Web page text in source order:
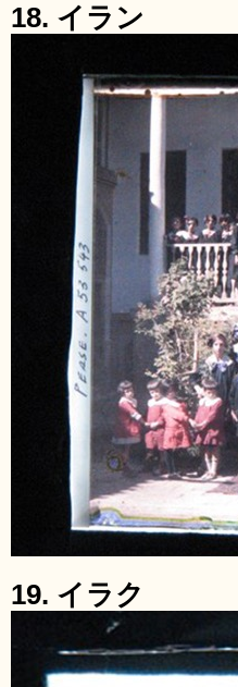
18. イラン
19. イラク